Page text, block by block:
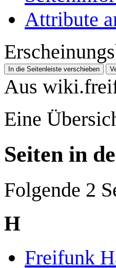
Attribute
In die Seitenleiste verschieben
Aus
Eine
Seiten in
Folgende 2
H
Freifunk